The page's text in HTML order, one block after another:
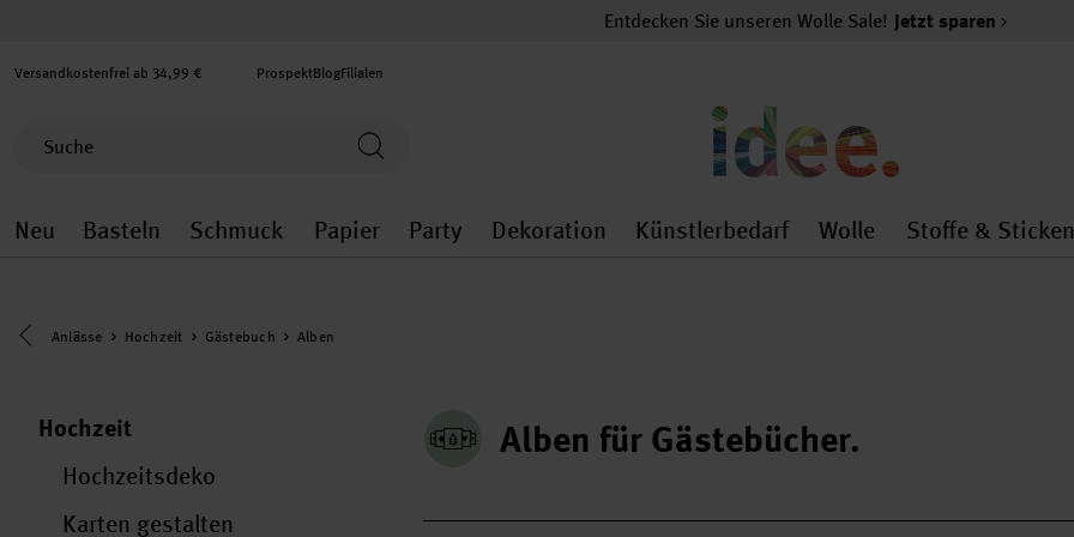
Entdecken Sie unseren Wolle Sale! Jetzt sparen
Versandkostenfrei ab 34,99 € ProspektBlogFilialen
Neu
Neu general.openMenu
Basteln
Basteln general.openMenu
Schmuck
Schmuck general.openMenu
Papier
Papier general.openMenu
Party
Party general.openMenu
Dekoration
Dekoration general.openMenu
Künstlerbedarf
Künstlerbedarf
Wolle
Wolle
Stoffe & Sticken
Eine Kategorie zurück navigieren
Anlässe Hochzeit Gästebuch Alben
Hochzeit
Hochzeitsdeko
Karten gestalten
Alben für Gästebücher